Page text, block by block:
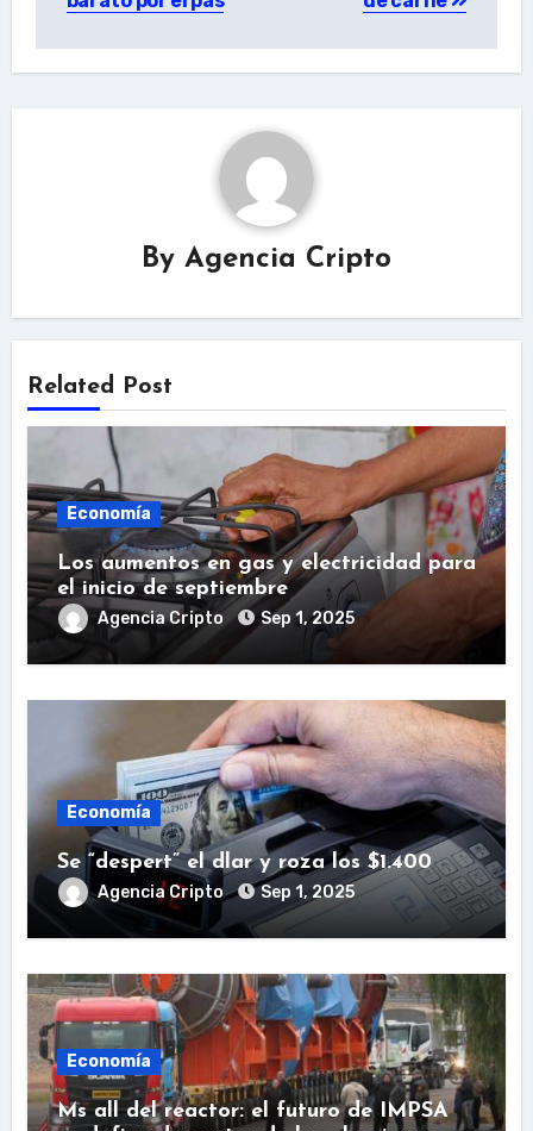
By Agencia Cripto
Related Post
Economía
Los aumentos en gas y electricidad para
el inicio de septiembre
Agencia Cripto Sep 1, 2025
Economía
Se “despert” el dlar y roza los $1.400
Agencia Cripto Sep 1, 2025
Economía
Ms all del reactor: el futuro de IMPSA